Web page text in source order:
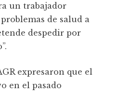
un trabajador
de salud a
despedir por
expresaron que el
en el pasado